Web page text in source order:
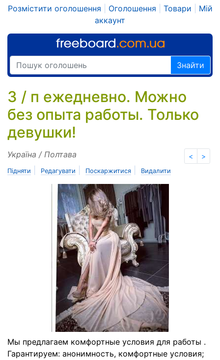
Розмістити оголошення Оголошення Товари
Мій
аккаунт
Знайти
З / п ежедневно. Можно
без опыта работы. Только
девушки!
< >
Україна / Полтава
Підняти Редагувати Поскаржитися Видалити
Мы предлагаем комфортные условия для работы .
Гарантируем: анонимность, комфортные условия;